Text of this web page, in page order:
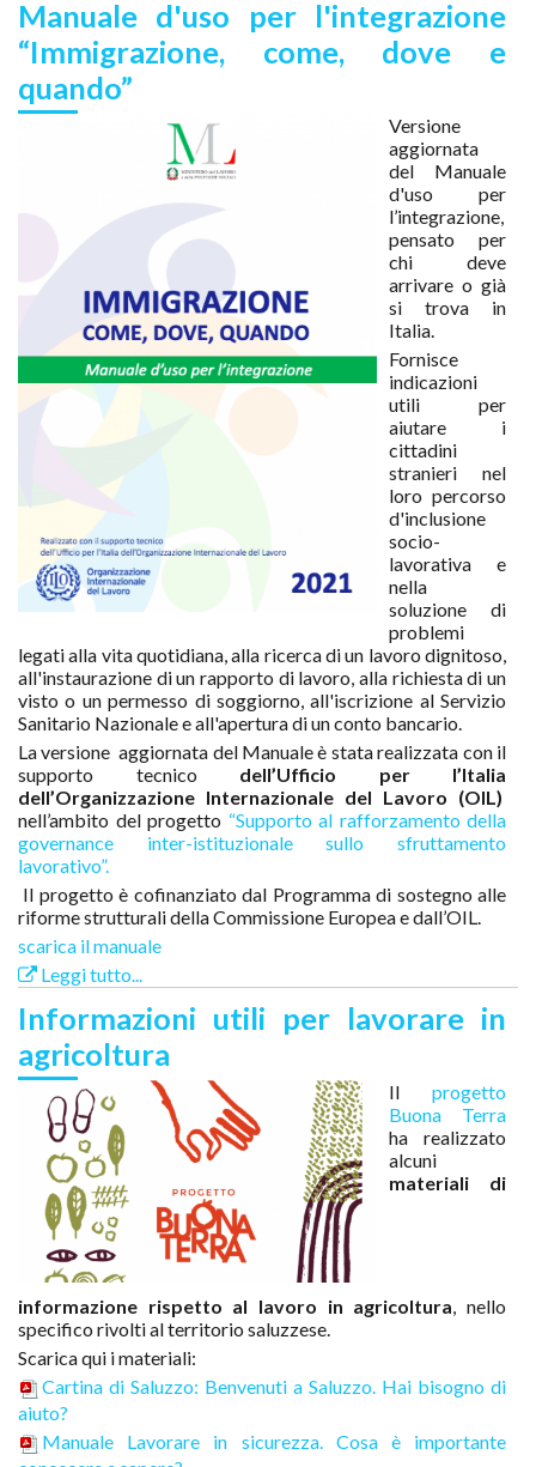
Manuale d'uso per l'integrazione
“Immigrazione, come, dove e
quando”
Versione
aggiornata
del Manuale
d'uso per
l’integrazione,
pensato per
chi deve
arrivare o già
si trova in
Italia.
Fornisce
indicazioni
utili per
aiutare i
cittadini
stranieri nel
loro percorso
d'inclusione
socio-
lavorativa e
nella
soluzione di
problemi
legati alla vita quotidiana, alla ricerca di un lavoro dignitoso,
all'instaurazione di un rapporto di lavoro, alla richiesta di un
visto o un permesso di soggiorno, all'iscrizione al Servizio
Sanitario Nazionale e all'apertura di un conto bancario.
La versione aggiornata del Manuale è stata realizzata con il
supporto tecnico dell’Ufficio per l’Italia
dell’Organizzazione Internazionale del Lavoro (OIL)
nell’ambito del progetto “Supporto al rafforzamento della
governance inter-istituzionale sullo sfruttamento
lavorativo”.
Il progetto è cofinanziato dal Programma di sostegno alle
riforme strutturali della Commissione Europea e dall’OIL.
scarica il manuale
Leggi tutto...
Informazioni utili per lavorare in
agricoltura
Il progetto
Buona Terra
ha realizzato
alcuni
materiali di
informazione rispetto al lavoro in agricoltura , nello
specifico rivolti al territorio saluzzese.
Scarica qui i materiali:
Cartina di Saluzzo: Benvenuti a Saluzzo. Hai bisogno di
aiuto?
Manuale Lavorare in sicurezza. Cosa è importante